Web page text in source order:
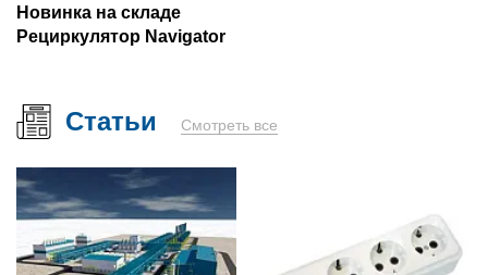
Новинка на складе
Рециркулятор Navigator
Статьи Смотреть все